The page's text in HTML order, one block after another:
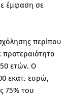
έμφαση σε
περίπου
ετών. Ο
εκατ. ευρώ,
75% του